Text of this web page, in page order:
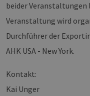
beider Veranstaltungen
Veranstaltung wird
Durchführer der
AHK USA - New York.
Kontakt:
Kai Unger